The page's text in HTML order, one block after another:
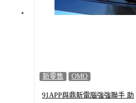
新零售 OMO
91APP與鼎新電腦強強聯手 助